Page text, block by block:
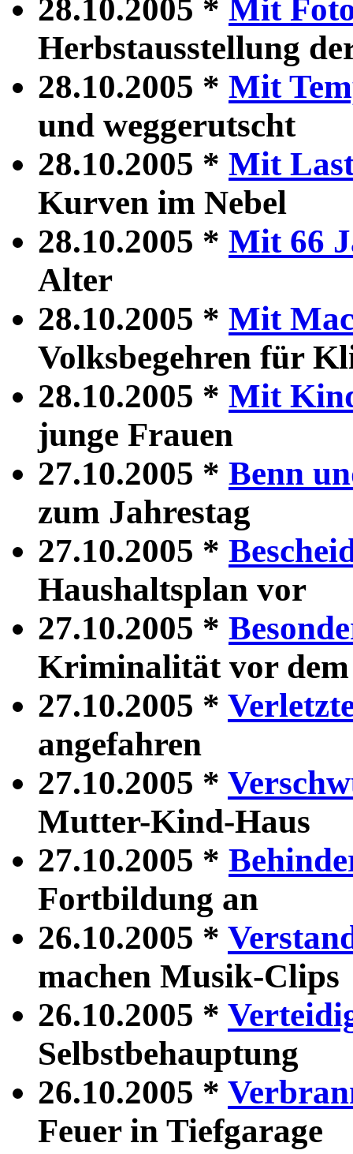
28.10.2005 * Mit
Herbstausstellung
28.10.2005 * Mit
und weggerutscht
28.10.2005 * Mit
Kurven im Nebel
28.10.2005 * Mit 66
Alter
28.10.2005 * Mit
Volksbegehren für
28.10.2005 * Mit
junge Frauen
27.10.2005 * Benn
zum Jahrestag
27.10.2005 *
Haushaltsplan vor
27.10.2005 *
Kriminalität vor dem
27.10.2005 *
angefahren
27.10.2005 *
Mutter-Kind-Haus
27.10.2005 *
Fortbildung an
26.10.2005 *
machen Musik-Clips
26.10.2005 *
Selbstbehauptung
26.10.2005 *
Feuer in Tiefgarage